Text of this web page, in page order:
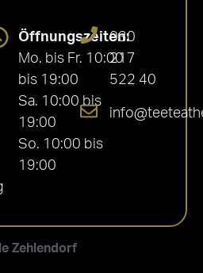
Zehlendorf
Öffnungszeiten:
Mo. bis Fr. 10:00
bis 19:00
Sa. 10:00 bis
19:00
So. 10:00 bis
19:00
030
217
522 40